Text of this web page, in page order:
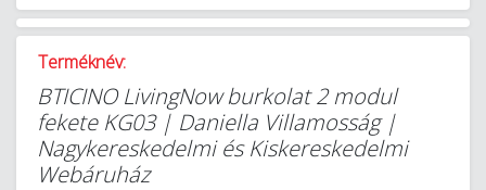
Terméknév:
BTICINO LivingNow burkolat 2 modul
fekete KG03 | Daniella Villamosság |
Nagykereskedelmi és Kiskereskedelmi
Webáruház